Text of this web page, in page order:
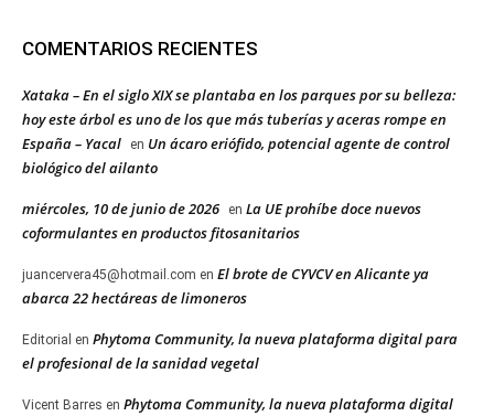
COMENTARIOS RECIENTES
Xataka – En el siglo XIX se plantaba en los parques por su belleza:
hoy este árbol es uno de los que más tuberías y aceras rompe en
España – Yacal
en Un ácaro eriófido, potencial agente de control
biológico del ailanto
miércoles, 10 de junio de 2026 en La UE prohíbe doce nuevos
coformulantes en productos fitosanitarios
juancervera45@hotmail.com en El brote de CYVCV en Alicante ya
abarca 22 hectáreas de limoneros
Editorial en Phytoma Community, la nueva plataforma digital para
el profesional de la sanidad vegetal
Vicent Barres en Phytoma Community, la nueva plataforma digital